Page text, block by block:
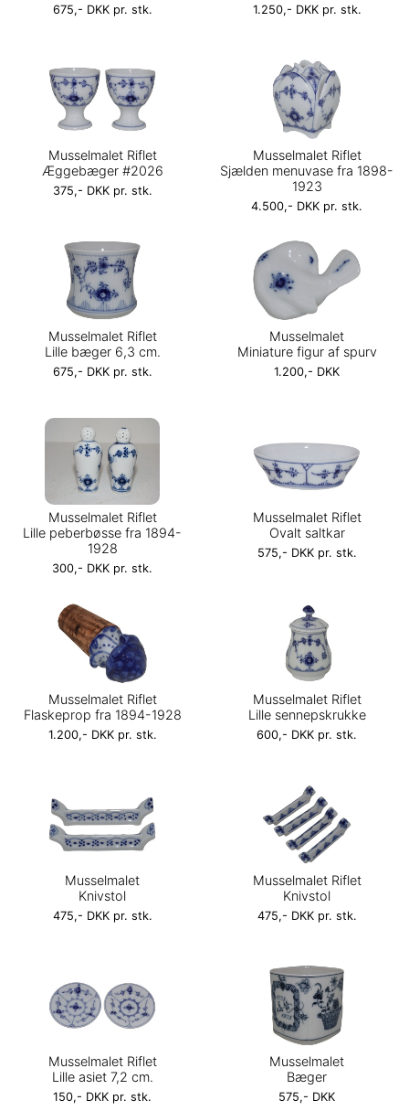
675,- DKK pr. stk. 1.250,- DKK pr. stk.
Musselmalet Riflet
Æggebæger #2026
375,- DKK pr. stk.
Musselmalet Riflet
Sjælden menuvase fra 1898-
1923
4.500,- DKK pr. stk.
Musselmalet Riflet
Lille bæger 6,3 cm.
675,- DKK pr. stk.
Musselmalet
Miniature figur af spurv
1.200,- DKK
Musselmalet Riflet
Lille peberbøsse fra 1894-
1928
300,- DKK pr. stk.
Musselmalet Riflet
Ovalt saltkar
575,- DKK pr. stk.
Musselmalet Riflet
Flaskeprop fra 1894-1928
1.200,- DKK pr. stk.
Musselmalet Riflet
Lille sennepskrukke
600,- DKK pr. stk.
Musselmalet
Knivstol
475,- DKK pr. stk.
Musselmalet Riflet
Knivstol
475,- DKK pr. stk.
Musselmalet Riflet
Lille asiet 7,2 cm.
150,- DKK pr. stk.
Musselmalet
Bæger
575,- DKK